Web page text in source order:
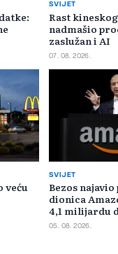
SVIJET
Rast
nadmašio
zaslužan i AI
07. 08. 2026.
veću
SVIJET
Bezos
dionica
4,1 milijardu
05. 08. 2026.